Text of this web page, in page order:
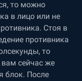
то можно
в лицо или не
Стоя в
противника
то
вам сейчас же
блок. После